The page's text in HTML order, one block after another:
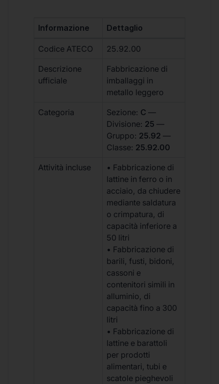
Informazione Dettaglio
Codice ATECO 25.92.00
Descrizione
ufficiale
Fabbricazione di
imballaggi in
metallo leggero
Categoria Sezione: C —
Divisione: 25 —
Gruppo: 25.92 —
Classe: 25.92.00
Attività incluse
• Fabbricazione di
lattine in ferro o in
acciaio, da chiudere
mediante saldatura
o crimpatura, di
capacità inferiore a
50 litri
• Fabbricazione di
barili, fusti, bidoni,
cassoni e
contenitori simili in
alluminio, di
capacità fino a 300
litri
• Fabbricazione di
lattine e barattoli
per prodotti
alimentari, tubi e
scatole pieghevoli